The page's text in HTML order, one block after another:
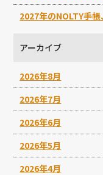
2027年のNOLTY手
アーカイブ
2026年8月
2026年7月
2026年6月
2026年5月
2026年4月